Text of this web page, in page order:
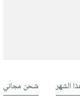
الشهر شحن مجاني